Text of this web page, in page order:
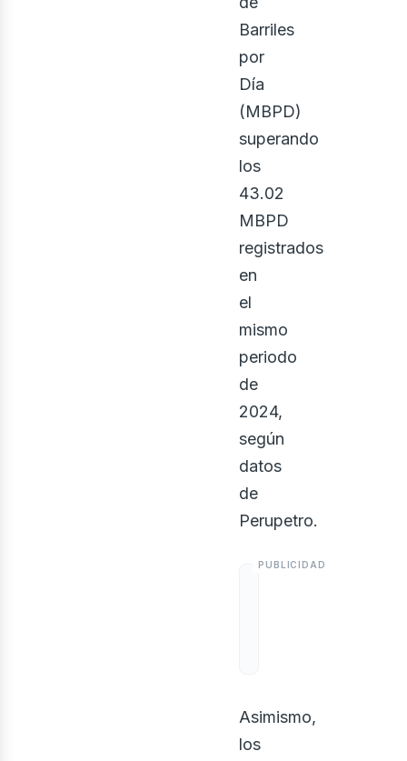
Barriles
por
Día
(MBPD)
superando
los
43.02
MBPD
registrados
en
el
mismo
periodo
de
2024,
según
datos
de
Perupetro.
Asimismo,
los